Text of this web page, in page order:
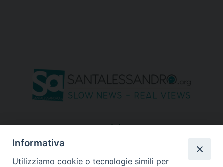
seguici su
Informativa
Utilizziamo cookie o tecnologie simili per